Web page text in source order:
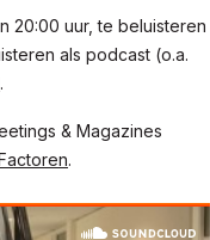
20:00 uur, te beluisteren
als podcast (o.a.
.
& Magazines
.